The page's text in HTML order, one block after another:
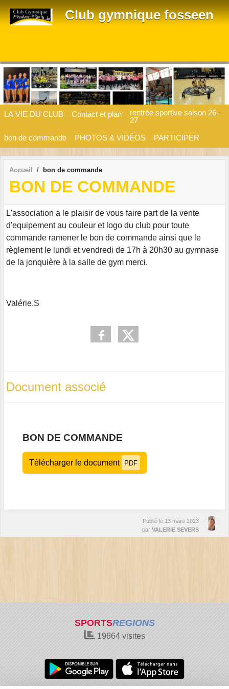
Club gymnique fosseen
LA VIE DU CLUB Contact et plan
rentrée sportive saison 26-
27
bon de commande
PHOTOS & VIDÉOS PARTICIPER
Accueil bon de commande
BON DE COMMANDE
L'association a le plaisir de vous faire part de la vente
d'equipement au couleur et logo du club pour toute
commande ramener le bon de commande ainsi que le
règlement le lundi et vendredi de 17h à 20h30 au gymnase
de la jonquière à la salle de gym merci.
Valérie.S
Document associé
BON DE COMMANDE
Télécharger le document PDF
Publié le 13 mars 2023
par VALERIE SEVERS
SPORTSREGIONS
19664visites
Panneau de gestion des cookies